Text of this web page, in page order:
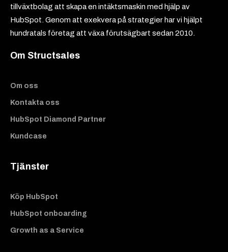
tillväxtbolag att skapa en intäktsmaskin med hjälp av
HubSpot. Genom att exekvera på strategier har vi hjälpt
hundratals företag att växa förutsägbart sedan 2010.
Om Structsales
Om oss
Kontakta oss
HubSpot Diamond Partner
Kundcase
Tjänster
Köp HubSpot
HubSpot onboarding
Growth as a Service